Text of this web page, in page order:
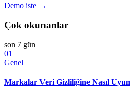
Demo iste →
Çok okunanlar
son 7 gün
01
Genel
Markalar Veri Gizliliğine Nasıl